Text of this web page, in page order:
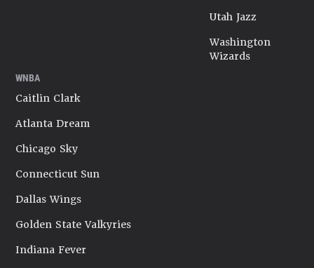
Utah Jazz
Washington
Wizards
WNBA
Caitlin Clark
Atlanta Dream
Chicago Sky
Connecticut Sun
Dallas Wings
Golden State Valkyries
Indiana Fever